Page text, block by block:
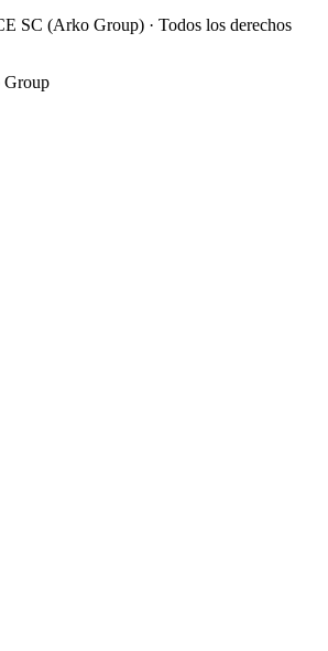
SC (Arko Group) · Todos los derechos
Group